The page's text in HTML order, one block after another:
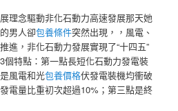
理念驅動非化石動力高速發展那天她
男人卻包養條件突然出現，，風電、
推進，非化石動力發展實現了“十四五”
個特點：第一點長短化石動力發電裝
風電和光包養價格伏發電裝機均衝破
電量比重初次超過10%；第三點是終